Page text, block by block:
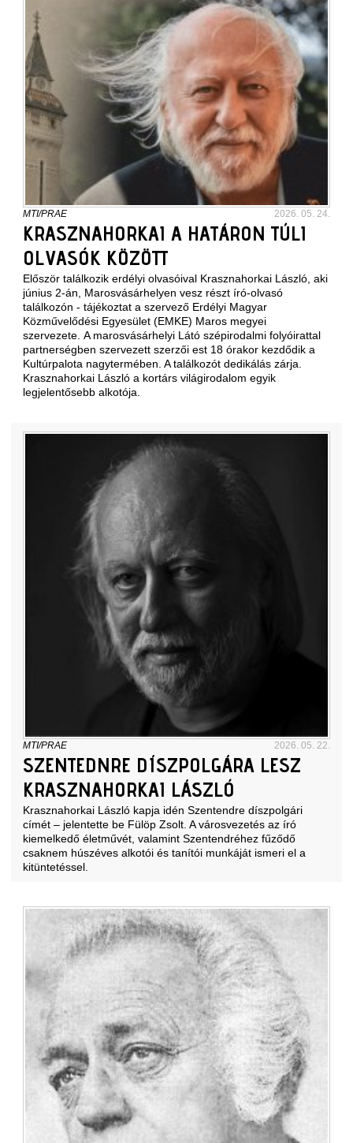
MTI/PRAE 2026. 05. 24.
KRASZNAHORKAI A HATÁRON TÚLI
OLVASÓK KÖZÖTT
Először találkozik erdélyi olvasóival Krasznahorkai László, aki
június 2-án, Marosvásárhelyen vesz részt író-olvasó
találkozón - tájékoztat a szervező Erdélyi Magyar
Közművelődési Egyesület (EMKE) Maros megyei
szervezete. A marosvásárhelyi Látó szépirodalmi folyóirattal
partnerségben szervezett szerzői est 18 órakor kezdődik a
Kultúrpalota nagytermében. A találkozót dedikálás zárja.
Krasznahorkai László a kortárs világirodalom egyik
legjelentősebb alkotója.
MTI/PRAE 2026. 05. 22.
SZENTEDNRE DÍSZPOLGÁRA LESZ
KRASZNAHORKAI LÁSZLÓ
Krasznahorkai László kapja idén Szentendre díszpolgári
címét – jelentette be Fülöp Zsolt. A városvezetés az író
kiemelkedő életművét, valamint Szentendréhez fűződő
csaknem húszéves alkotói és tanítói munkáját ismeri el a
kitüntetéssel.